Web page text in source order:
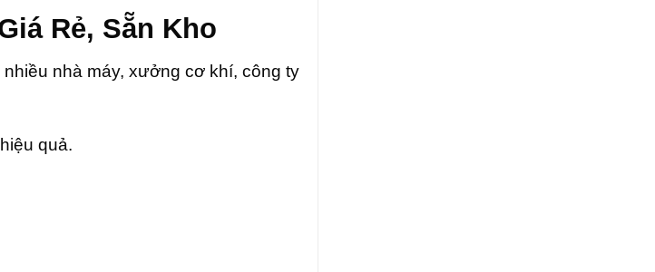
Rẻ, Sẵn Kho
nhà máy, xưởng cơ khí, công ty
quả.